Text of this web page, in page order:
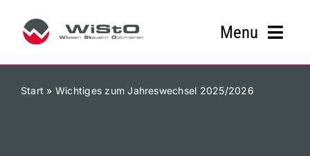
Inhalt
springen
Menu
Start » Wichtiges zum Jahreswechsel 2025/2026